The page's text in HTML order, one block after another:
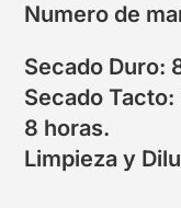
Numero de
Secado Duro:
Secado
8 horas.
Limpieza y